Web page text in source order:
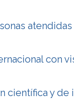
atendidas
con
científica y